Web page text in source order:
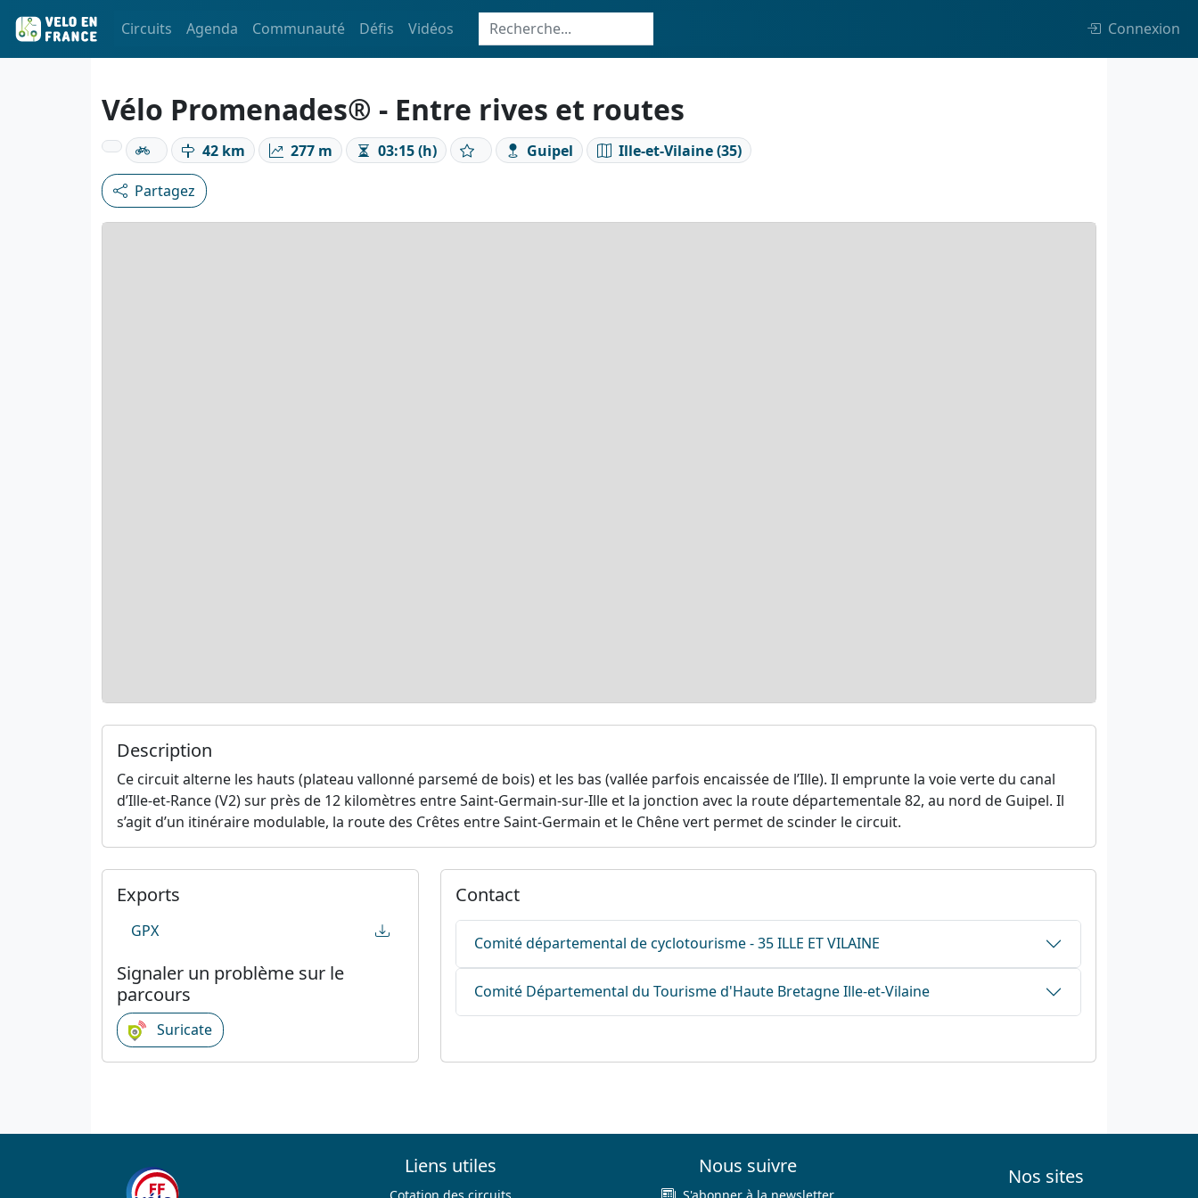
Circuits Agenda Communauté Défis Vidéos Connexion
Vélo Promenades® - Entre rives et routes
42 km 277 m 03:15 (h) Guipel Ille-et-Vilaine (35)
Partagez
Description
Ce circuit alterne les hauts (plateau vallonné parsemé de bois) et les bas (vallée parfois encaissée de l’Ille). Il emprunte la voie verte du canal
d’Ille-et-Rance (V2) sur près de 12 kilomètres entre Saint-Germain-sur-Ille et la jonction avec la route départementale 82, au nord de Guipel. Il
s’agit d’un itinéraire modulable, la route des Crêtes entre Saint-Germain et le Chêne vert permet de scinder le circuit.
Exports
GPX
Signaler un problème sur le
parcours
Suricate
Contact
Comité départemental de cyclotourisme - 35 ILLE ET VILAINE
Comité Départemental du Tourisme d'Haute Bretagne Ille-et-Vilaine
Liens utiles Nous suivre Nos sites